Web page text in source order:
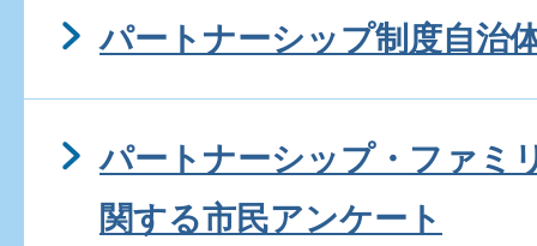
パートナーシップ制度自治
パートナーシップ・ファミ
関する市民アンケート